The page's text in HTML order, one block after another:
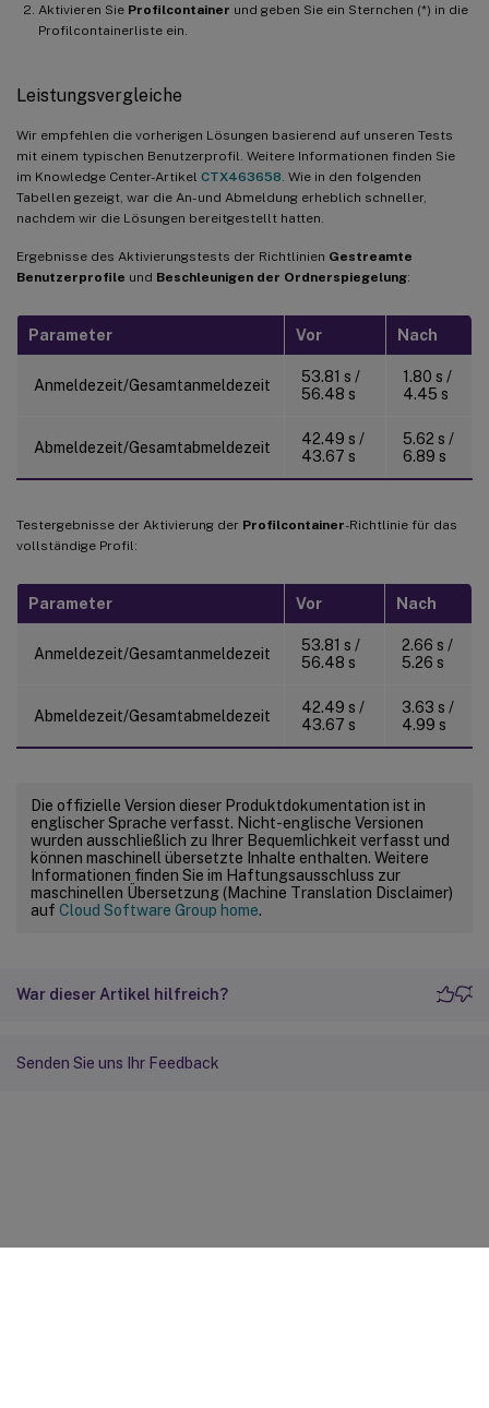
Aktivieren Sie Profilcontainer und geben Sie ein Sternchen (*) in die
Profilcontainerliste ein.
Leistungsvergleiche
Wir empfehlen die vorherigen Lösungen basierend auf unseren Tests
mit einem typischen Benutzerprofil. Weitere Informationen finden Sie
im Knowledge Center-Artikel CTX463658 . Wie in den folgenden
Tabellen gezeigt, war die An- und Abmeldung erheblich schneller,
nachdem wir die Lösungen bereitgestellt hatten.
Ergebnisse des Aktivierungstests der Richtlinien Gestreamte
Benutzerprofile und Beschleunigen der Ordnerspiegelung:
Parameter Vor Nach
Anmeldezeit/Gesamtanmeldezeit
53.81 s /
56.48 s
1.80 s /
4.45 s
Abmeldezeit/Gesamtabmeldezeit
42.49 s /
43.67 s
5.62 s /
6.89 s
Testergebnisse der Aktivierung der Profilcontainer-Richtlinie für das
vollständige Profil:
Parameter Vor Nach
Anmeldezeit/Gesamtanmeldezeit
53.81 s /
56.48 s
2.66 s /
5.26 s
Abmeldezeit/Gesamtabmeldezeit
42.49 s /
43.67 s
3.63 s /
4.99 s
Die offizielle Version dieser Produktdokumentation ist in
englischer Sprache verfasst. Nicht-englische Versionen
wurden ausschließlich zu Ihrer Bequemlichkeit verfasst und
können maschinell übersetzte Inhalte enthalten. Weitere
Informationen finden Sie im Haftungsausschluss zur
maschinellen Übersetzung (Machine Translation Disclaimer)
auf Cloud Software Group home.
War dieser Artikel hilfreich?
Senden Sie uns Ihr Feedback